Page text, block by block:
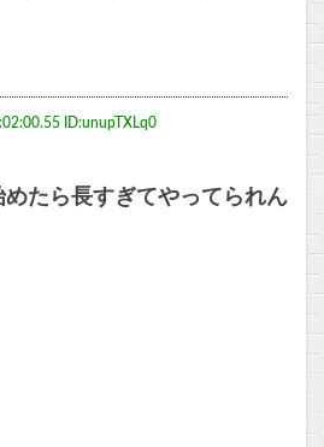
ID:unupTXLq0
たら長すぎてやってられん